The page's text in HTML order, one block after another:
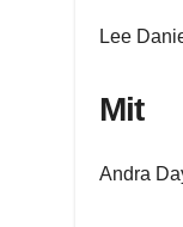
Lee
Mit
Andra